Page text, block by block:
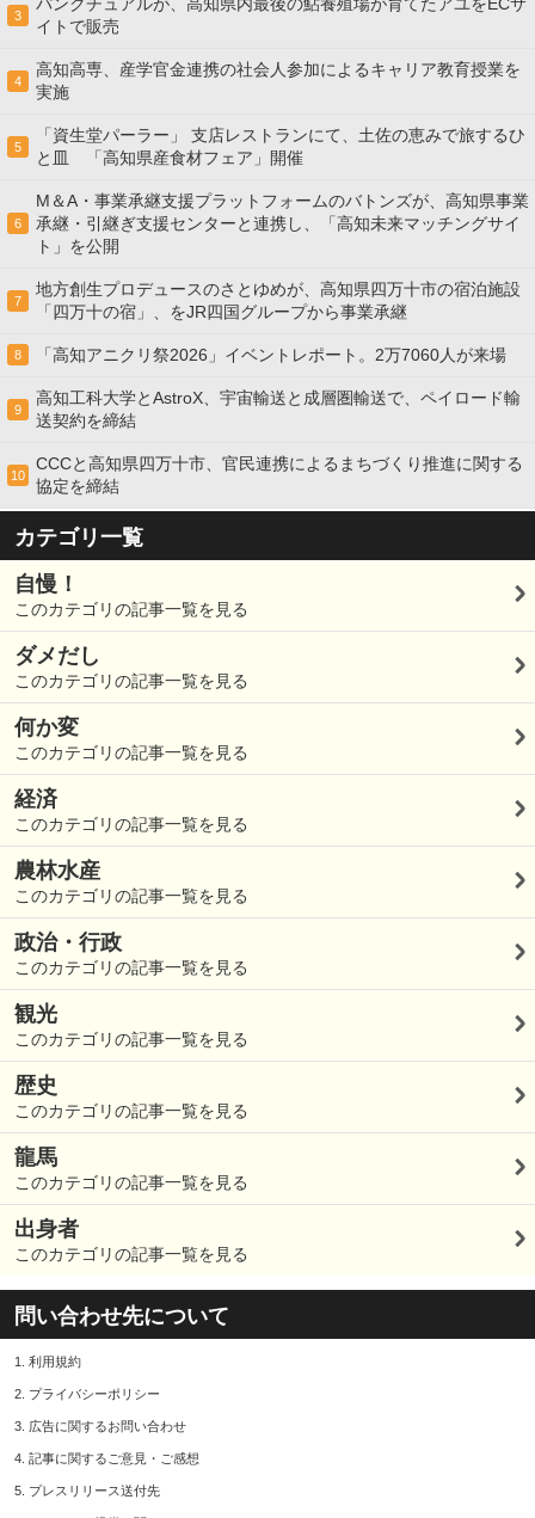
3
イトで販売
4
高知高専、産学官金連携の社会⼈参加によるキャリア教育授業を
実施
5
「資生堂パーラー」 支店レストランにて、土佐の恵みで旅するひ
と皿 「高知県産食材フェア」開催
6
M＆A・事業承継支援プラットフォームのバトンズが、高知県事業
承継・引継ぎ支援センターと連携し、「高知未来マッチングサイ
ト」を公開
7
地方創生プロデュースのさとゆめが、高知県四万十市の宿泊施設
「四万十の宿」、をJR四国グループから事業承継
8 「高知アニクリ祭2026」イベントレポート。2万7060人が来場
9
高知工科大学とAstroX、宇宙輸送と成層圏輸送で、ペイロード輸
送契約を締結
10
CCCと高知県四万十市、官民連携によるまちづくり推進に関する
協定を締結
カテゴリ一覧
自慢！
このカテゴリの記事一覧を見る
ダメだし
このカテゴリの記事一覧を見る
何か変
このカテゴリの記事一覧を見る
経済
このカテゴリの記事一覧を見る
農林水産
このカテゴリの記事一覧を見る
政治・行政
このカテゴリの記事一覧を見る
観光
このカテゴリの記事一覧を見る
歴史
このカテゴリの記事一覧を見る
龍馬
このカテゴリの記事一覧を見る
出身者
このカテゴリの記事一覧を見る
問い合わせ先について
1. 利用規約
2. プライバシーポリシー
3. 広告に関するお問い合わせ
4. 記事に関するご意見・ご感想
5. プレスリリース送付先